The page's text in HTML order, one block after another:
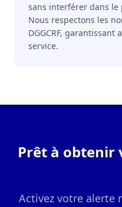
sans interférer dans le
Nous respectons les
DGGCRF,
service.
Prêt à obtenir
Activez votre alerte